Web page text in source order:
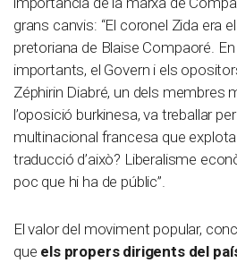
grans canvis: “El coronel Zida era
pretoriana de Blaise Compaoré.
importants, el Govern i els
Zéphirin Diabré, un dels membres
l’oposició burkinesa, va treballar
multinacional francesa que explota
traducció d’això? Liberalisme
poc que hi ha de públic”.
El valor del moviment popular,
que els propers dirigents del